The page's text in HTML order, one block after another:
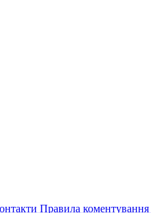
Правила коментування